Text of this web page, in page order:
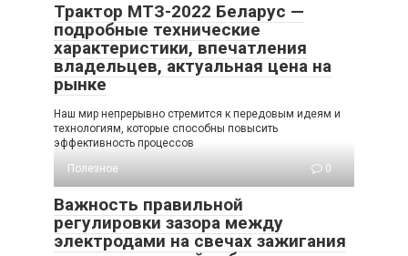
Трактор МТЗ-2022 Беларус —
подробные технические
характеристики, впечатления
владельцев, актуальная цена на
рынке
Наш мир непрерывно стремится к передовым идеям и
технологиям, которые способны повысить
эффективность процессов
Полезное
0
Важность правильной
регулировки зазора между
электродами на свечах зажигания